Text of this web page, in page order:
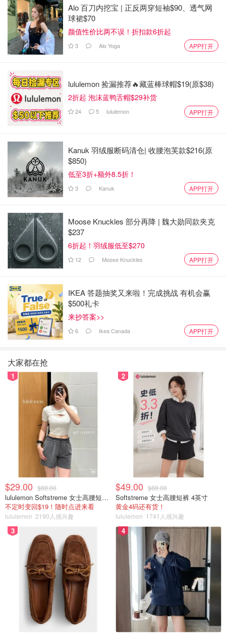
还有从eBay买的艾叶，艾叶会比较麻烦，需要煮开再滤
水，掺冷水。过程比较麻烦，其实建议直接买艾草包。
我泡脚就是用下面的这个神桶，具有保温+按摩功能。可以
想泡多久泡多久。
Alo 百刀内挖宝 | 正反两穿短袖$90、透气网
球裙$70
颜值性价比两不误！折扣款6折起
3 Alo Yoga APP打开
lululemon 捡漏推荐🔥藏蓝棒球帽$19(原$38)
2折起 泡沫蓝鸭舌帽$29补货
24 5 lululemon APP打开
Kanuk 羽绒服断码清仓| 收腰泡芙款$216(原
$850)
低至3折+额外8.5折！
3 Kanuk APP打开
Moose Knuckles 部分再降 | 魏大勋同款夹克
$237
6折起！羽绒服低至$270
12 Moose Knuckles APP打开
IKEA 答题抽奖又来啦！完成挑战 有机会赢
$500礼卡
来抄答案>>
6 Ikea Canada APP打开
大家都在抢
1
$29.00 $88.00
lululemon Softstreme 女士高腰短裤 10cm
不定时变回$19！随时点进来看
lululemon 2190人感兴趣
2
$49.00 $88.00
Softstreme 女士高腰短裤 4英寸
黄金4码还有货！
lululemon 1741人感兴趣
3 4